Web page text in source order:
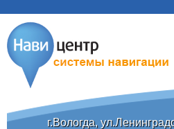
г.Вологда,